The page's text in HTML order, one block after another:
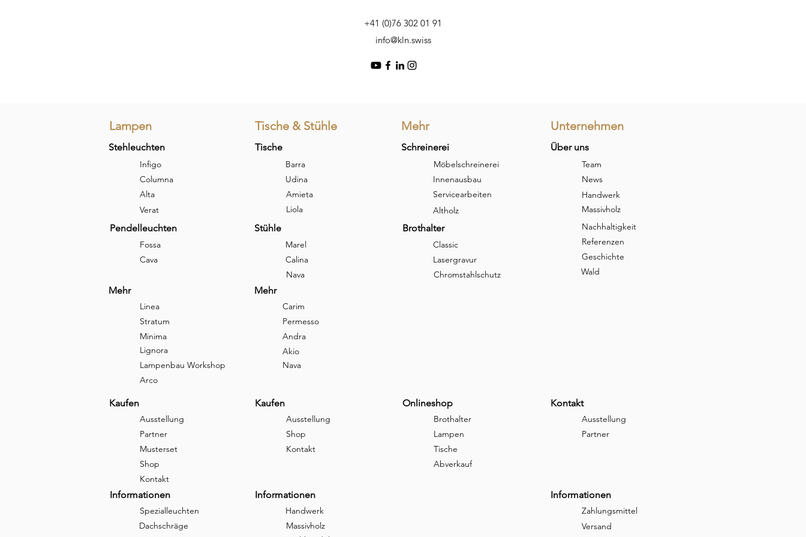
+41 (0)76 302 01 91
info@kln.swiss
Lampen
Stehleuchten
Infigo
Columna
Alta
Pendelleuchten
Fossa
Cava
Mehr
Linea
Stratum
Minima
Lignora
Lampenbau Workshop
Tische & Stühle Mehr
Tische
Barra
Udina
Amieta
Liola
Stühle
Marel
Calina
Nava
Schreinerei
Möbelschreinerei
Innenausbau
Servicearbeiten
Altholz
Brothalter
Classic
Lasergravur
Chromstahlschutz
Unternehmen
Über uns
Team
News
Handwerk
Massivholz
Nachhaltigkeit
Referenzen
Geschichte
Wald
Mehr
Carim
Permesso
Andra
Akio
Nava
Arco
Kaufen
Ausstellung
Partner
Musterset
Kaufen
Ausstellung
Shop
Kontakt
Shop
Onlineshop
Brothalter
Lampen
Tische
Abverkauf
Kontakt
Ausstellung
Partner
Kontakt
Informationen
Spezialleuchten
Dachschräge
Informationen
Handwerk
Massivholz
Informationen
Zahlungsmittel
Versand
Verat